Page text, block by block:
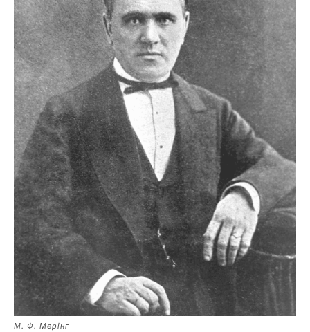
М. Ф. Мерінг